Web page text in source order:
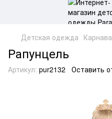
Детская одежда
Рапунцель
Артикул: pur2132 Оставить